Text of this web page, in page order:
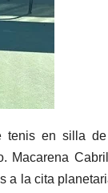
tenis en silla
Macarena
a la cita